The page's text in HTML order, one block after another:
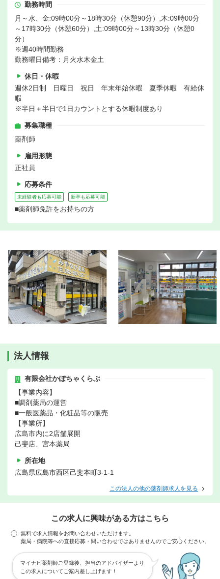
勤務時間
月～水、金:09時00分～18時30分（休憩90分）,木:09時00分
～17時30分（休憩60分）,土:09時00分～13時30分（休憩0
分）
※週40時間勤務
勤務曜日備考：月火水木金土
休日・休暇
週休2日制 日曜日 祝日 年末年始休暇 夏季休暇 有給休
暇
※半日＋半日で1日カウントとする休暇制度あり
募集職種
薬剤師
雇用形態
正社員
応募条件
未経験者も応募可能 新卒も応募可能
■薬剤師免許をお持ちの方
法人情報
有限会社かぼちゃくらぶ
【事業内容】
■調剤薬局の運営
■一般医薬品・化粧品等の販売
【事業所】
広島市内に2店舗展開
己斐店、宮本薬局
所在地
広島県広島市西区己斐本町3-1-1
この法人の他の薬剤師求人を見る
この求人に興味がある方はこちら
無料で求人情報をお問い合わせいただけます。
薬局・病院等への直接応募・問い合わせではありませんのでご安心ください。
マイナビ薬剤師ご登録後、担当のアドバイザーより
この求人についてご案内差し上げます！